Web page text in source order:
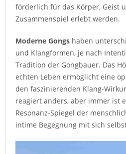
förderlich für das Körper, Geist
Zusammenspiel erlebt werden.
Moderne Gongs haben
und Klangformen, je nach
Tradition der Gongbauer. Das
echten Leben ermöglicht eine
den faszinierenden Klang-
reagiert anders, aber immer ist
Resonanz-Spiegel der
intime Begegnung mit sich